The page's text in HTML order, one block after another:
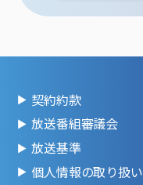
契約約款
放送番組審議会
放送基準
個人情報の取り扱い